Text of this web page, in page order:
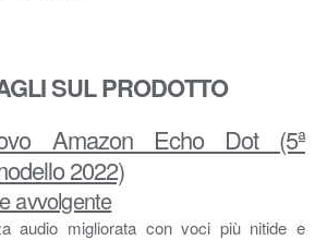
SUL PRODOTTO
Amazon Echo Dot (5ª
2022)
avvolgente
audio migliorata con voci più nitide e